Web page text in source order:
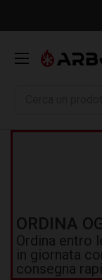
ORDINA
Ordina entro
in giornata
consegna